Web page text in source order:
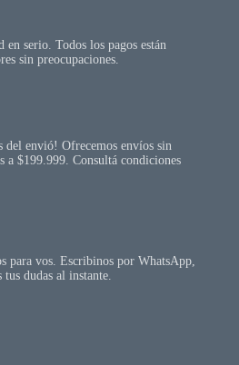
en serio. Todos los pagos están
sin preocupaciones.
del envió! Ofrecemos envíos sin
a $199.999. Consultá condiciones
para vos. Escribinos por WhatsApp,
dudas al instante.